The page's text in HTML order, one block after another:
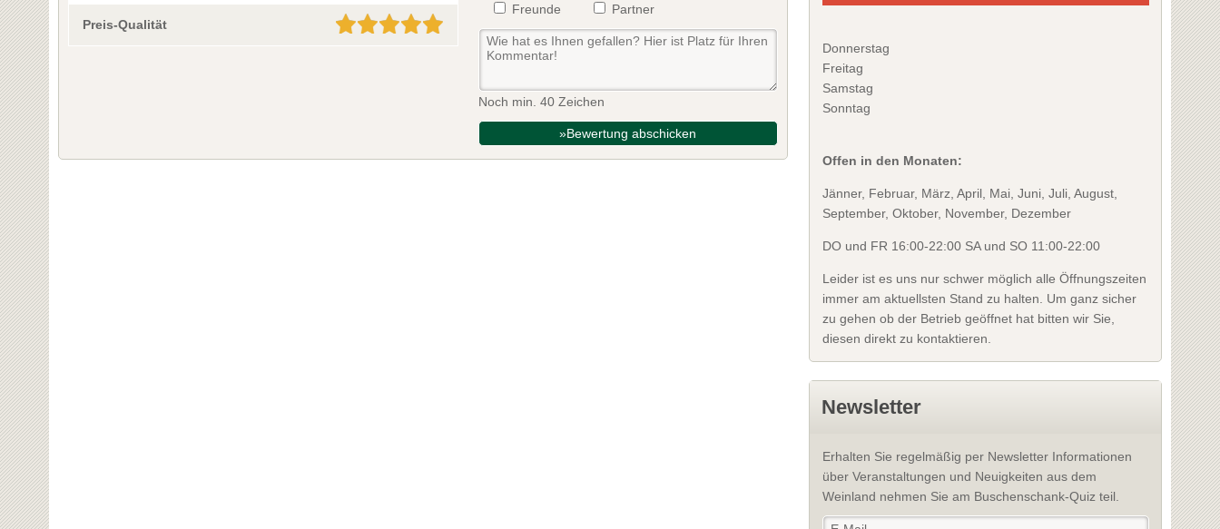
Preis-Qualität
Freunde
Partner
Noch min. 40 Zeichen
»Bewertung abschicken
Donnerstag
Freitag
Samstag
Sonntag
Offen in den Monaten:
Jänner, Februar, März, April, Mai, Juni, Juli, August,
September, Oktober, November, Dezember
DO und FR 16:00-22:00 SA und SO 11:00-22:00
Leider ist es uns nur schwer möglich alle Öffnungszeiten
immer am aktuellsten Stand zu halten. Um ganz sicher
zu gehen ob der Betrieb geöffnet hat bitten wir Sie,
diesen direkt zu kontaktieren.
Newsletter
Erhalten Sie regelmäßig per Newsletter Informationen
über Veranstaltungen und Neuigkeiten aus dem
Weinland nehmen Sie am Buschenschank-Quiz teil.